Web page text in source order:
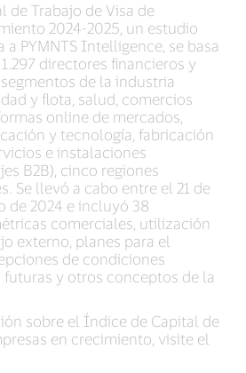
de Trabajo de Visa de
2024-2025, un estudio
a PYMNTS Intelligence, se basa
directores financieros y
de la industria
y flota, salud, comercios
online de mercados,
y tecnología, fabricación
e instalaciones
B2B), cinco regiones
Se llevó a cabo entre el 21 de
de 2024 e incluyó 38
comerciales, utilización
externo, planes para el
de condiciones
y otros conceptos de la
sobre el Índice de Capital de
en crecimiento, visite el